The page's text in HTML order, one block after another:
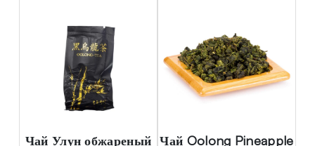
Чай Улун обжареный Чай Oolong Pineapple